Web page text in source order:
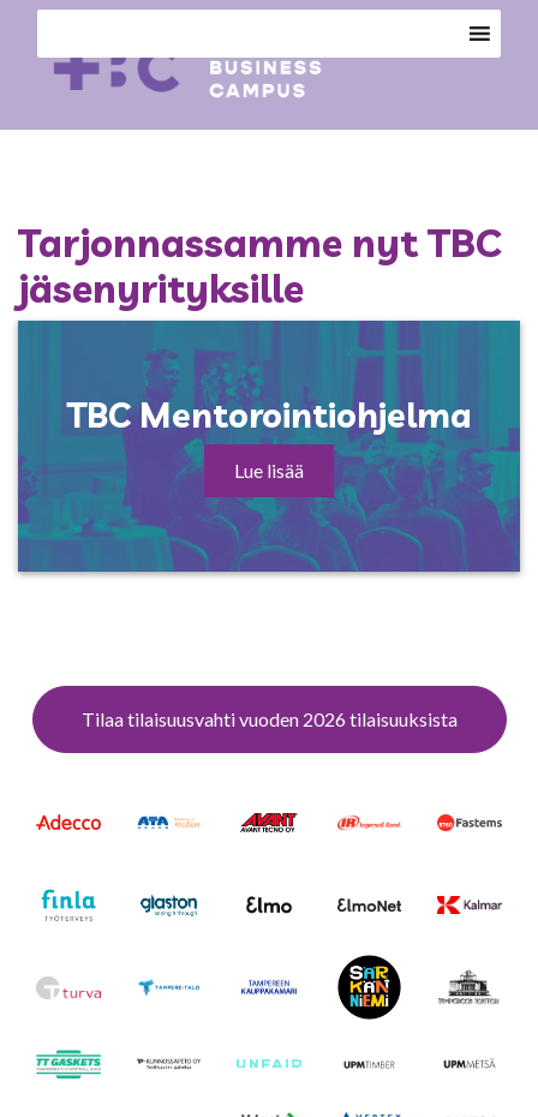
Tarjonnassamme nyt TBC
jäsenyrityksille
TBC Mentorointiohjelma
Lue lisää
Tilaa tilaisuusvahti vuoden 2026 tilaisuuksista